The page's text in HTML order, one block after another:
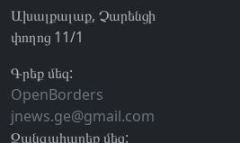
Ախալքալաք, Չարենցի
փողոց 11/1
Գրեք մեզ:
OpenBorders
jnews.ge@gmail.com
Զանգահարեք մեզ: